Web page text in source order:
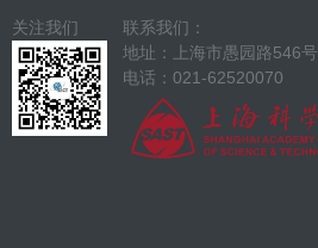
关注我们
联系我们：
地址：上海市愚园路546号
电话：021-62520070